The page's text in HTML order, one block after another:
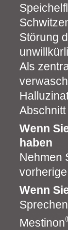
Störung
Als
Wenn
haben
Nehmen
Wenn
Mestinon